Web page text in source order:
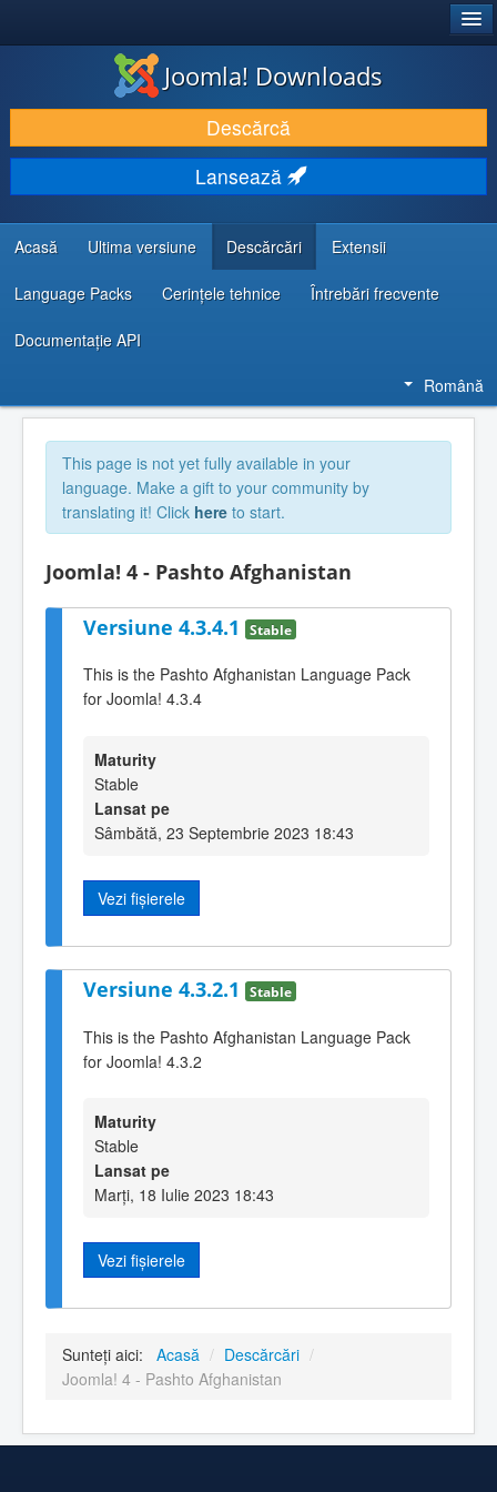
DESCARCĂ & ȘI EXTINDE
DESCOPERĂ & ÎNVAȚĂ
COMUNITATE & SUPORT
RESURSE DEZVOLTATORI
Joomla! Downloads
Descărcă
Lansează
Acasă Ultima versiune Descărcări Extensii
Language Packs Cerințele tehnice Întrebări frecvente
Documentaţie API
Română
This page is not yet fully available in your
language. Make a gift to your community by
translating it! Click here to start.
Joomla! 4 - Pashto Afghanistan
Versiune 4.3.4.1 Stable
This is the Pashto Afghanistan Language Pack
for Joomla! 4.3.4
Maturity
Stable
Lansat pe
Sâmbătă, 23 Septembrie 2023 18:43
Vezi fișierele
Versiune 4.3.2.1 Stable
This is the Pashto Afghanistan Language Pack
for Joomla! 4.3.2
Maturity
Stable
Lansat pe
Marți, 18 Iulie 2023 18:43
Vezi fișierele
Sunteți aici: Acasă / Descărcări /
Joomla! 4 - Pashto Afghanistan